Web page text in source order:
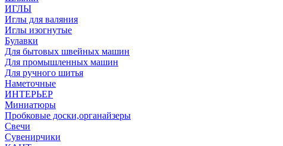
ИГЛЫ
Иглы для валяния
Иглы изогнутые
Булавки
Для бытовых швейных машин
Для промышленных машин
Для ручного шитья
Наметочные
ИНТЕРЬЕР
Миниатюры
Пробковые доски,органайзеры
Свечи
Сувенирчики